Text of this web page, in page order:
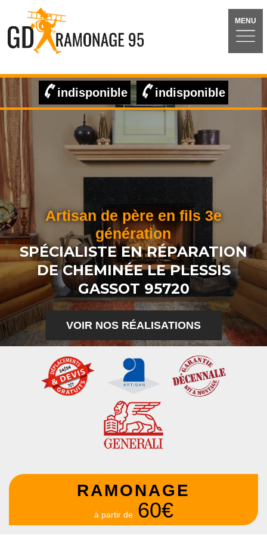
MENU
indisponible indisponible
Artisan de père en fils 3e
génération
SPÉCIALISTE EN RÉPARATION
DE CHEMINÉE LE PLESSIS
GASSOT 95720
VOIR NOS RÉALISATIONS
RAMONAGE
à partir de 60€